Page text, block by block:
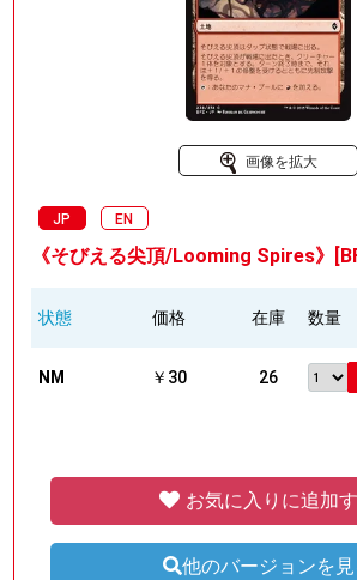
画像を拡大
JP EN
《そびえる尖頂/Looming Spires》
状態 価格 在庫 数量
NM ￥30 26
お気に入りに追加
他のバージョンを見